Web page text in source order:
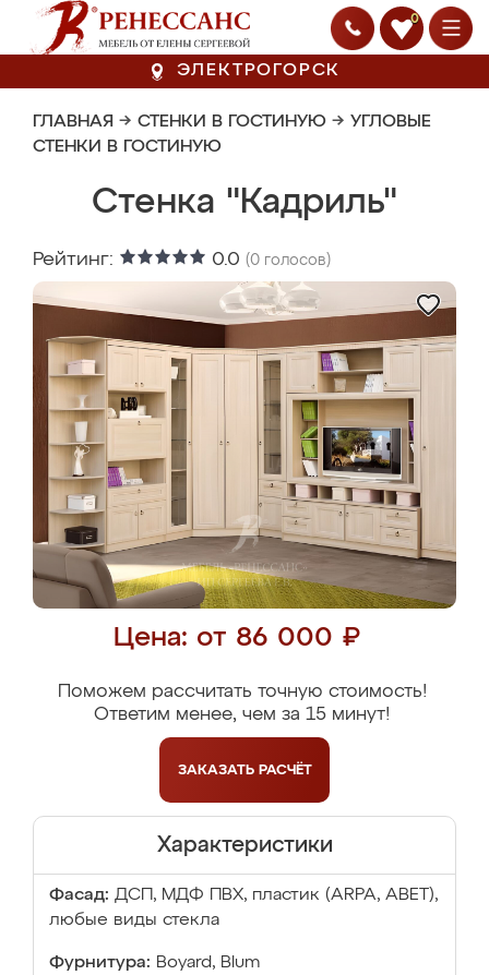
0
ЭЛЕКТРОГОРСК
ГЛАВНАЯ → СТЕНКИ В ГОСТИНУЮ → УГЛОВЫЕ
СТЕНКИ В ГОСТИНУЮ
Стенка "Кадриль"
Рейтинг: 0.0 (0 голосов)
Цена: от 86 000 ₽
Поможем рассчитать точную стоимость!
Ответим менее, чем за 15 минут!
ЗАКАЗАТЬ РАСЧЁТ
Характеристики
Фасад: ДСП, МДФ ПВХ, пластик (ARPA, ABET),
любые виды стекла
Фурнитура: Boyard, Blum